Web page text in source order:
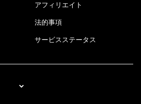
アフィリエイト
法的事項
サービスステータス